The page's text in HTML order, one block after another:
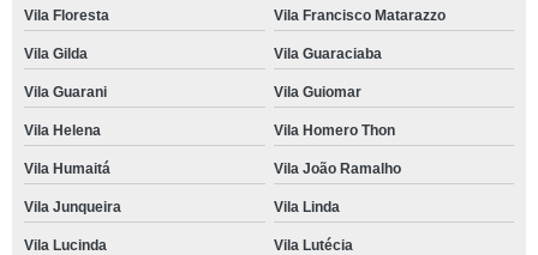
Vila Floresta Vila Francisco Matarazzo
Vila Gilda Vila Guaraciaba
Vila Guarani Vila Guiomar
Vila Helena Vila Homero Thon
Vila Humaitá Vila João Ramalho
Vila Junqueira Vila Linda
Vila Lucinda Vila Lutécia